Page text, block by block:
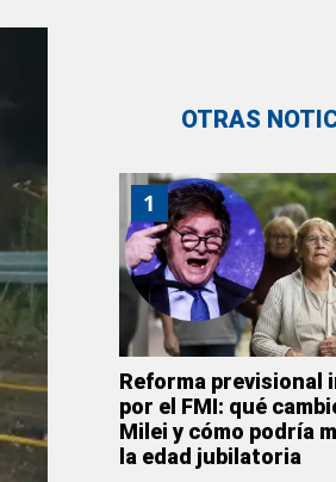
OTRAS
1
Reforma previsional
por el FMI: qué
Milei y cómo podría
la edad jubilatoria